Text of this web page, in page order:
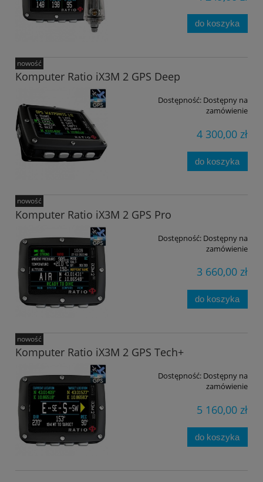
do koszyka
Komputer Ratio iX3M 2 GPS Deep
Dostępność: Dostępny na
zamówienie
4 300,00 zł
do koszyka
nowość
Komputer Ratio iX3M 2 GPS Pro
Dostępność: Dostępny na
zamówienie
3 660,00 zł
do koszyka
nowość
Komputer Ratio iX3M 2 GPS Tech+
Dostępność: Dostępny na
zamówienie
5 160,00 zł
do koszyka
nowość